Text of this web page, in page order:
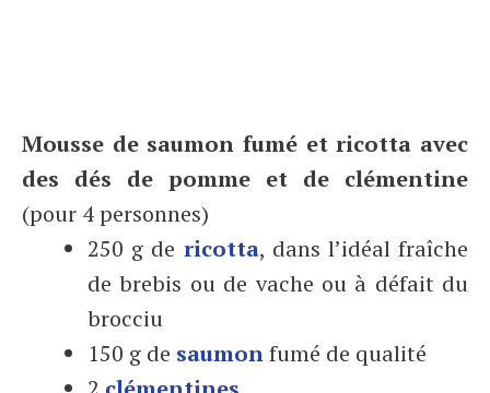
Mousse de saumon fumé et ricotta avec
des dés de pomme et de clémentine
(pour 4 personnes)
250 g de ricotta, dans l’idéal fraîche
de brebis ou de vache ou à défait du
brocciu
150 g de saumonfumé de qualité